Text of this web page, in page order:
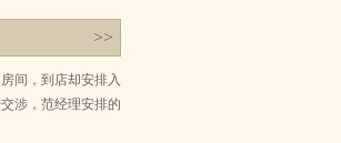
>>
间，到店却安排入
涉，范经理安排的